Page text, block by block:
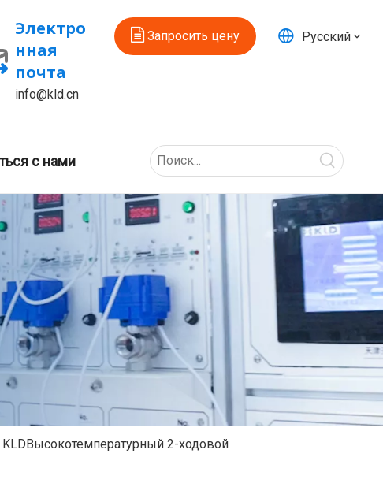
Электро
нная
почта
info@kld.cn
Запросить цену Pусский
с нами
KLDВысокотемпературный 2-ходовой